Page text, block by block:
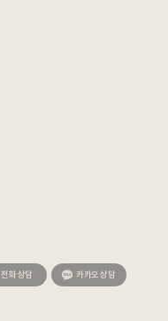
전화 상담 카카오 상담